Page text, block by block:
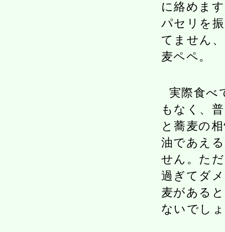
に絡めま
パセリを
てません
麦ペペ。
実際食べ
もなく、
と蕎麦の
油であえ
せん。た
過ぎてダ
麦がある
ないでし